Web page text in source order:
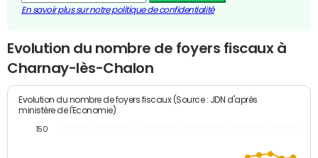
En savoir plus sur notre politique de confidentialité
Evolution du nombre de foyers fiscaux à
Charnay-lès-Chalon
Evolution du nombre de foyers fiscaux (Source : JDN d'après
ministère de l'Economie)
150